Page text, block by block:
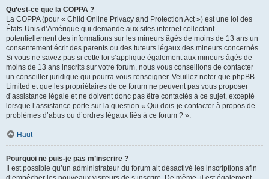
Qu’est-ce que la COPPA ?
La COPPA (pour « Child Online Privacy and Protection Act ») est une loi des
États-Unis d’Amérique qui demande aux sites internet collectant
potentiellement des informations sur les mineurs âgés de moins de 13 ans un
consentement écrit des parents ou des tuteurs légaux des mineurs concernés.
Si vous ne savez pas si cette loi s’applique également aux mineurs âgés de
moins de 13 ans inscrits sur votre forum, nous vous conseillons de contacter
un conseiller juridique qui pourra vous renseigner. Veuillez noter que phpBB
Limited et que les propriétaires de ce forum ne peuvent pas vous proposer
d’assistance légale et ne doivent donc pas être contactés à ce sujet, excepté
lorsque l’assistance porte sur la question « Qui dois-je contacter à propos de
problèmes d’abus ou d’ordres légaux liés à ce forum ? ».
Haut
Pourquoi ne puis-je pas m’inscrire ?
Il est possible qu’un administrateur du forum ait désactivé les inscriptions afin